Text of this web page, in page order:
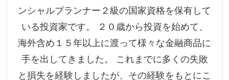
ンシャルプランナー２級の国家資格を保有して
いる投資家です。 ２０歳から投資を始めて、
海外含め１５年以上に渡って様々な金融商品に
手を出してきました。 これまでに多くの失敗
と損失を経験しましたが、その経験をもとにこ